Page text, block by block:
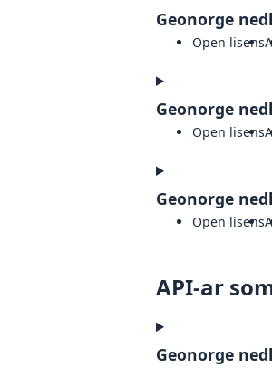
Geonorge
Open lisens
Geonorge
Open lisens
Geonorge
Open lisens
API-ar
Geonorge